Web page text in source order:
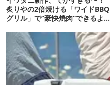
炙りやの2倍焼ける「ワイドBBQ
グリル」で“豪快焼肉”できるよ